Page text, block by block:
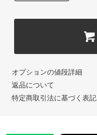
オプションの値段詳細
返品について
特定商取引法に基づく表記